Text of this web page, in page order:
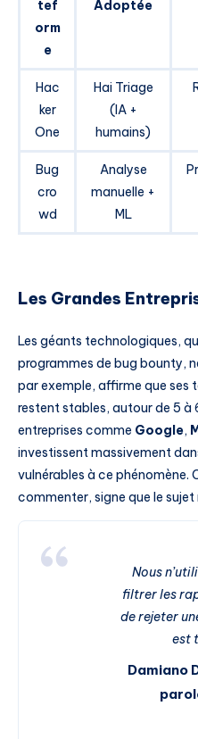
tef
orm
e
Adoptée
Hac
ker
One
Hai Triage
(IA +
humains)
Bug
cro
wd
Analyse
manuelle +
ML
Les Grandes
Les géants technologiques,
programmes de bug bounty,
par exemple, affirme que ses
restent stables, autour de 5 à
entreprises comme Google,
investissent massivement
vulnérables à ce phénomène.
commenter, signe que le sujet
Nous
filtrer les
de rejeter
est
Damiano